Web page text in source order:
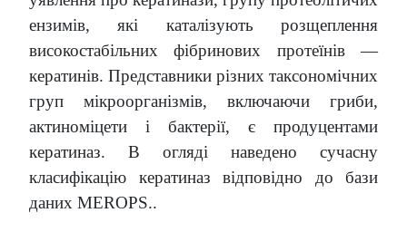
ензимів, які каталізують розщеплення
високостабільних фібринових протеїнів —
кератинів. Представники різних таксономічних
груп мікроорганізмів, включаючи гриби,
актиноміцети і бактерії, є продуцентами
кератиназ. В огляді наведено сучасну
класифікацію кератиназ відповідно до бази
даних MEROPS..